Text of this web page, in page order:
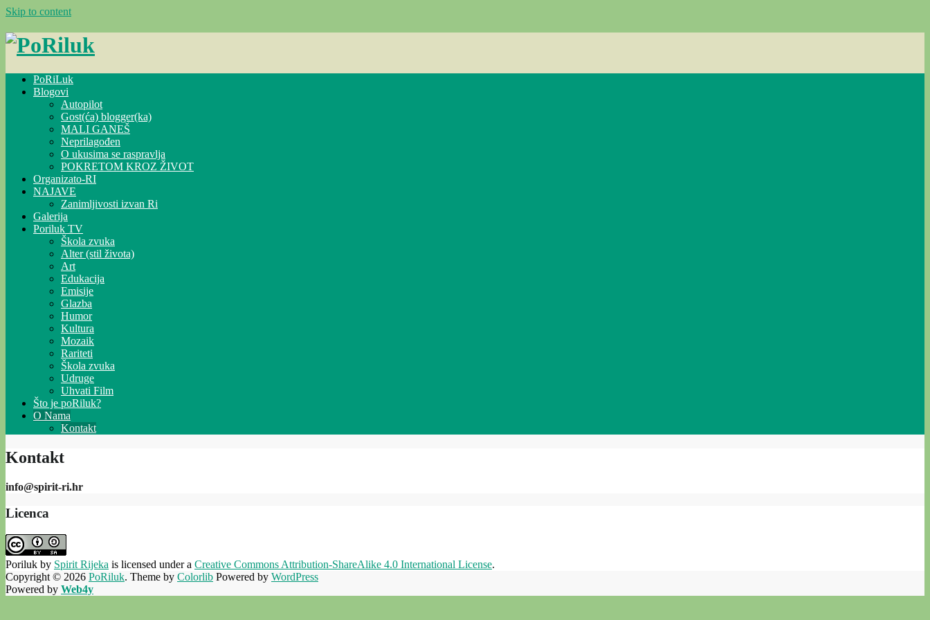
Skip to content
PoRiLuk
Blogovi
Autopilot
Gost(ća) blogger(ka)
MALI GANEŠ
Neprilagođen
O ukusima se raspravlja
POKRETOM KROZ ŽIVOT
Organizato-RI
NAJAVE
Zanimljivosti izvan Ri
Galerija
Poriluk TV
Škola zvuka
Alter (stil života)
Art
Edukacija
Emisije
Glazba
Humor
Kultura
Mozaik
Rariteti
Škola zvuka
Udruge
Uhvati Film
Što je poRiluk?
O Nama
Kontakt
Kontakt
info@spirit-ri.hr
Licenca
Poriluk by Spirit Rijeka is licensed under a Creative Commons Attribution-ShareAlike 4.0 International License.
Copyright © 2026 PoRiluk. Theme by Colorlib Powered by WordPress
Powered by Web4y